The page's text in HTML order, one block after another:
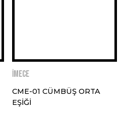
İMECE
CME-01 CÜMBÜŞ ORTA
EŞİĞİ